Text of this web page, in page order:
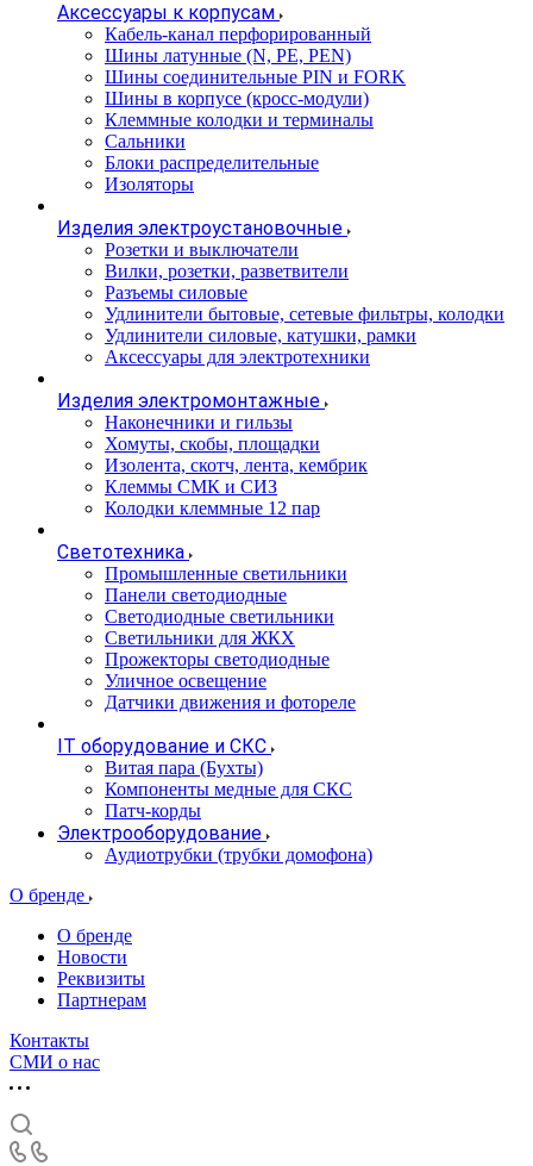
Аксессуары к корпусам
Кабель-канал перфорированный
Шины латунные (N, PE, PEN)
Шины соединительные PIN и FORK
Шины в корпусе (кросс-модули)
Клеммные колодки и терминалы
Сальники
Блоки распределительные
Изоляторы
Изделия электроустановочные
Розетки и выключатели
Вилки, розетки, разветвители
Разъемы силовые
Удлинители бытовые, сетевые фильтры, колодки
Удлинители силовые, катушки, рамки
Аксессуары для электротехники
Изделия электромонтажные
Наконечники и гильзы
Хомуты, скобы, площадки
Изолента, скотч, лента, кембрик
Клеммы СМК и СИЗ
Колодки клеммные 12 пар
Светотехника
Промышленные светильники
Панели светодиодные
Светодиодные светильники
Светильники для ЖКХ
Прожекторы светодиодные
Уличное освещение
Датчики движения и фотореле
IT оборудование и СКС
Витая пара (Бухты)
Компоненты медные для СКС
Патч-корды
Электрооборудование
Аудиотрубки (трубки домофона)
О бренде
О бренде
Новости
Реквизиты
Партнерам
Контакты
СМИ о нас